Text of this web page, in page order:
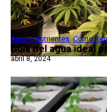
Guía del agua ideal
Agua y Nutrientes,Cómo
abril 8, 2024